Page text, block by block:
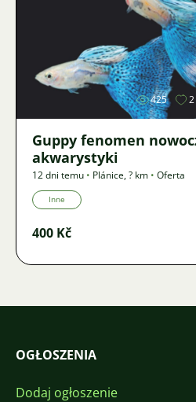
425 2
Guppy fenomen
akwarystyki
12 dni temu • Plánice,? km • Oferta
Inne
400 Kč
OGŁOSZENIA
Dodaj ogłoszenie